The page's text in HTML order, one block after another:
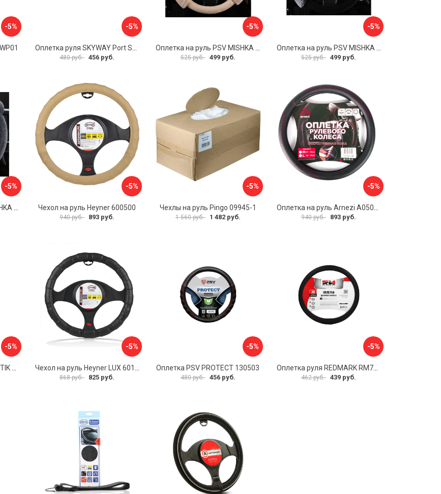
-5% -5%
480 руб. 456 руб.
-5%
525 руб. 499 руб.
-5%
525 руб. 499 руб.
-5%
Оплетка на руль PSV MISHKA Premium 136096
-5%
Чехол на руль Heyner 600500
940 руб. 893 руб.
-5%
Чехлы на руль Pingo 09945-1
1 560 руб. 1 482 руб.
-5%
Оплетка на руль Arnezi A0501040
940 руб. 893 руб.
-5% -5%
868 руб. 825 руб.
-5%
Оплетка PSV PROTECT 130503
480 руб. 456 руб.
-5%
Оплетка руля REDMARK RM78002
462 руб. 439 руб.